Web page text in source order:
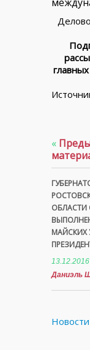
«
ОБЛАСТИ
МАЙСКИХ
13.12.2016
Даниэль